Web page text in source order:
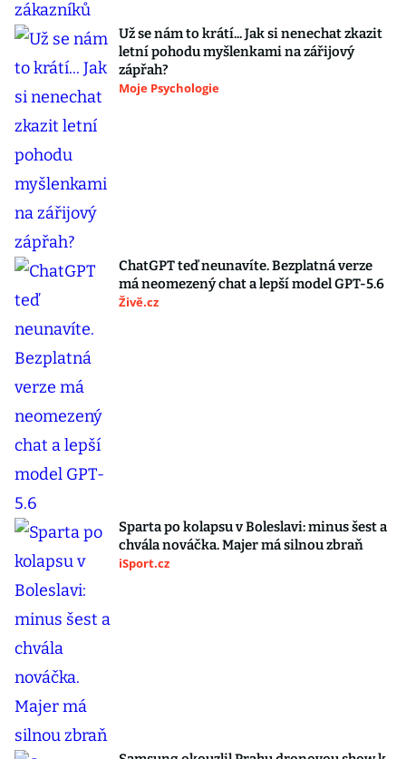
Už se nám to krátí... Jak si nenechat zkazit
letní pohodu myšlenkami na zářijový
zápřah?
Moje Psychologie
ChatGPT teď neunavíte. Bezplatná verze
má neomezený chat a lepší model GPT-5.6
Živě.cz
Sparta po kolapsu v Boleslavi: minus šest a
chvála nováčka. Majer má silnou zbraň
iSport.cz